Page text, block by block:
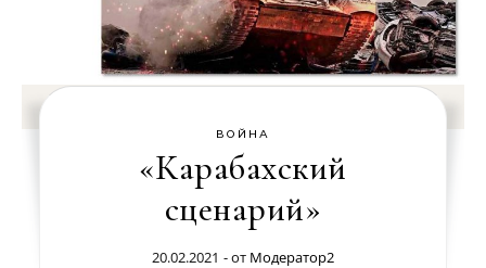
ВОЙНА
«Карабахский
сценарий»
20.02.2021 - от Модератор2